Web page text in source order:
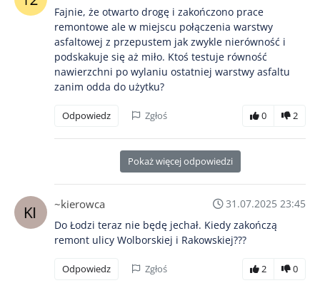
Fajnie, że otwarto drogę i zakończono prace
remontowe ale w miejscu połączenia warstwy
asfaltowej z przepustem jak zwykle nierówność i
podskakuje się aż miło. Ktoś testuje równość
nawierzchni po wylaniu ostatniej warstwy asfaltu
zanim odda do użytku?
Odpowiedz Zgłoś 0 2
Pokaż więcej odpowiedzi
~kierowca
31.07.2025 23:45
Do Łodzi teraz nie będę jechał. Kiedy zakończą
remont ulicy Wolborskiej i Rakowskiej???
Odpowiedz Zgłoś 2 0